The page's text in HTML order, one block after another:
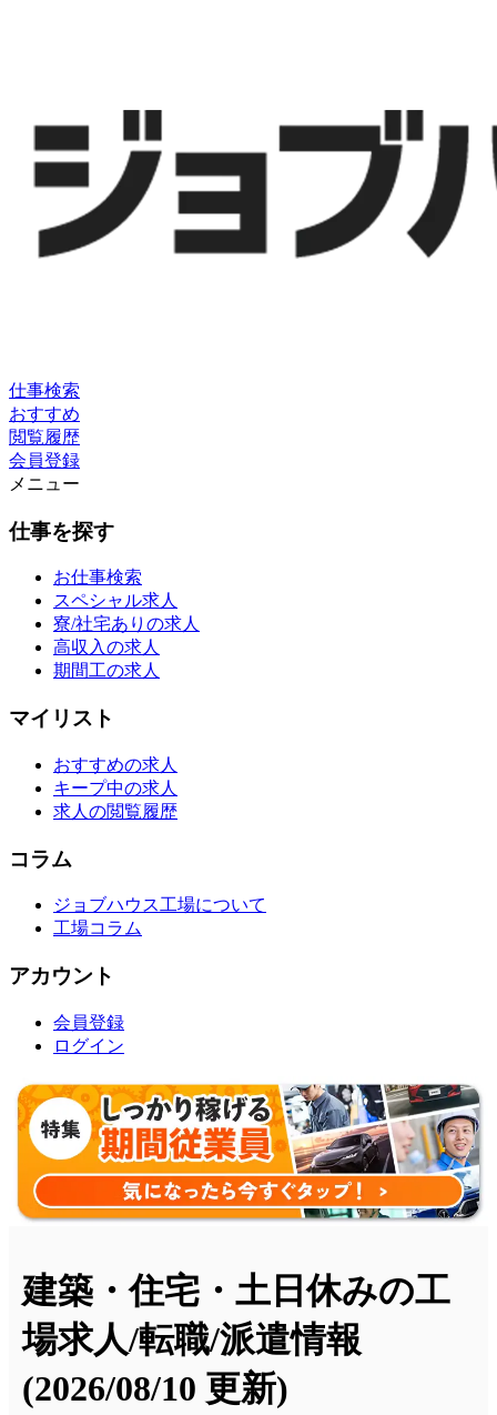
仕事検索
おすすめ
閲覧履歴
会員登録
メニュー
仕事を探す
お仕事検索
スペシャル求人
寮/社宅ありの求人
高収入の求人
期間工の求人
マイリスト
おすすめの求人
キープ中の求人
求人の閲覧履歴
コラム
ジョブハウス工場について
工場コラム
アカウント
会員登録
ログイン
建築・住宅・土日休みの工
場求人/転職/派遣情報
(2026/08/10 更新)